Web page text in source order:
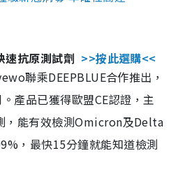
抗原測試劑 >>按此選購<<
聯乘DEEPBLUE合作推出，
產品已獲得歐盟CE認證，主
，能有效檢測Omicron及Delta
，最快15分鐘就能知道檢測